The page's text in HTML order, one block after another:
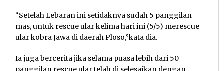
“Setelah Lebaran ini setidaknya sudah 5 panggilan
mas, untuk rescue ular kelima hari ini (5/5) merescue
ular kobra Jawa di daerah Ploso,”kata dia.
Ia juga bercerita jika selama puasa lebih dari 50
panggilan rescue ular telah di selesaikan dengan